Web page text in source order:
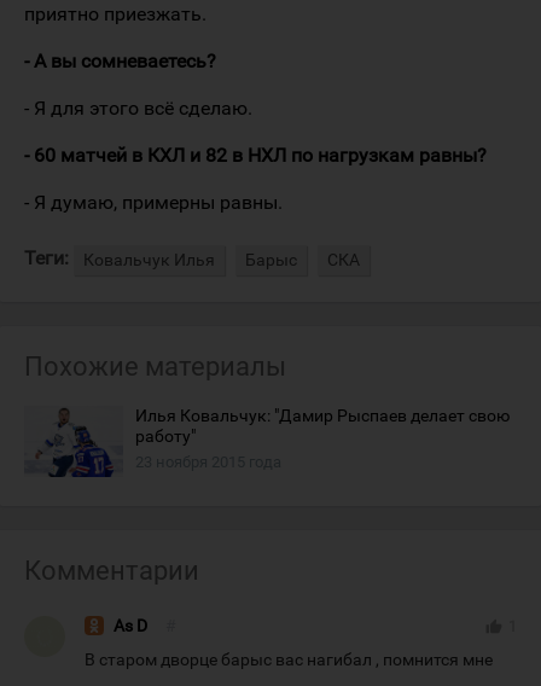
приятно приезжать.
- А вы сомневаетесь?
- Я для этого всё сделаю.
- 60 матчей в КХЛ и 82 в НХЛ по нагрузкам равны?
- Я думаю, примерны равны.
Теги: Ковальчук Илья Барыс СКА
Похожие материалы
Илья Ковальчук: "Дамир Рыспаев делает свою
работу"
Комментарии
As D
В старом дворце барыс вас нагибал , помнится мне